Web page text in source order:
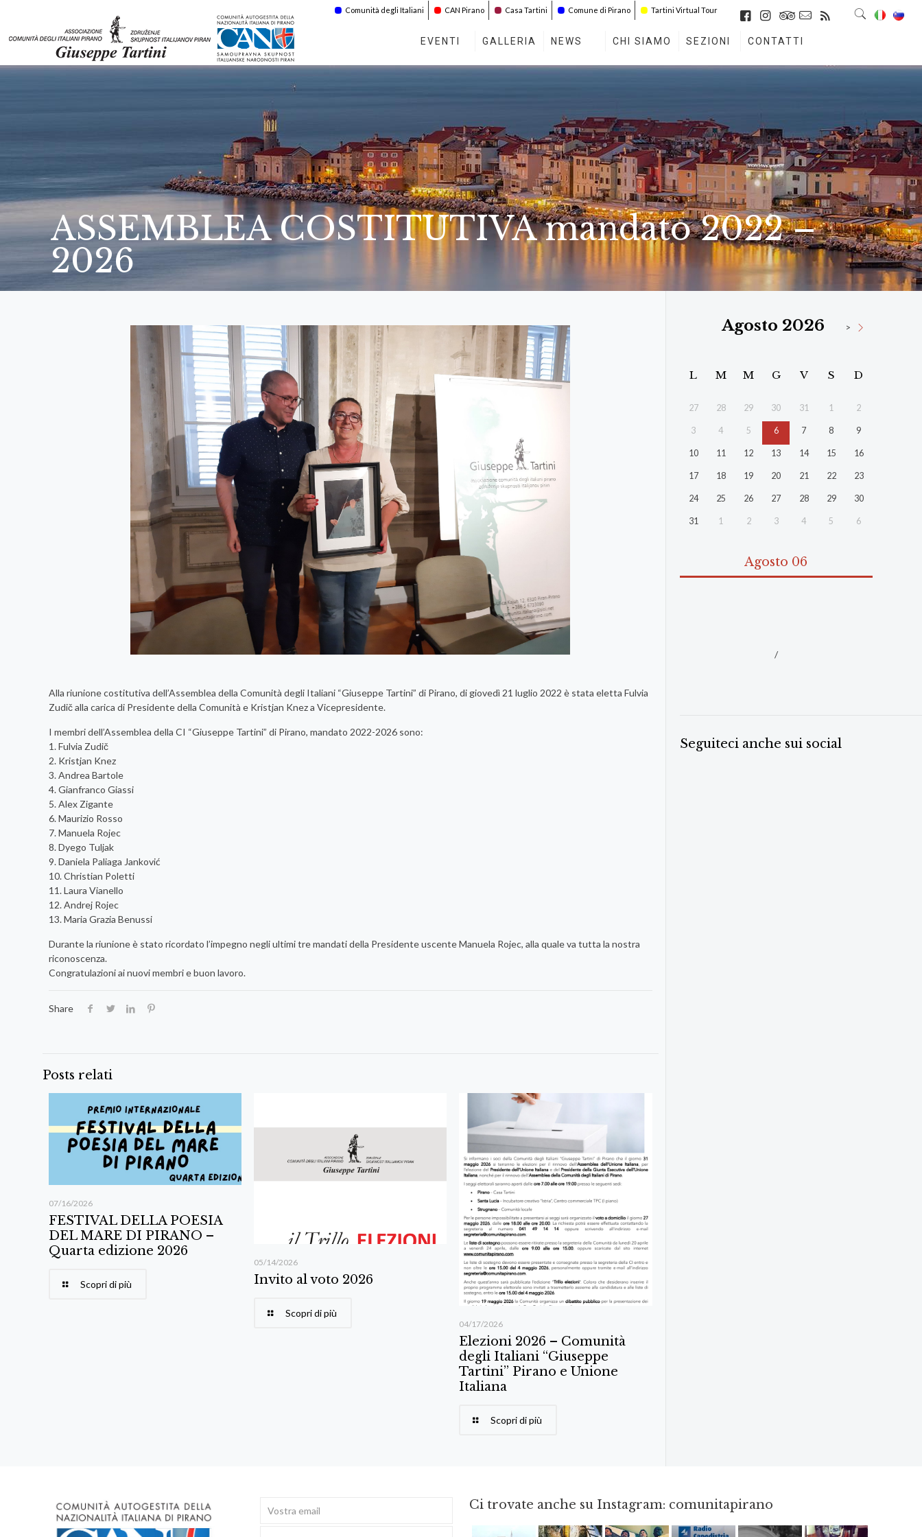
Comunità degli Italiani CAN Pirano Casa Tartini Comune di Pirano Tartini Virtual Tour
EVENTI GALLERIA NEWS CHI SIAMO SEZIONI CONTATTI
ASSEMBLEA COSTITUTIVA mandato 2022 –
2026
Alla riunione costitutiva dell’Assemblea della Comunità degli Italiani “Giuseppe Tartini” di Pirano, di giovedì 21 luglio 2022 è stata eletta Fulvia
Zudič alla carica di Presidente della Comunità e Kristjan Knez a Vicepresidente.
I membri dell’Assemblea della CI “Giuseppe Tartini” di Pirano, mandato 2022-2026 sono:
1. Fulvia Zudič
2. Kristjan Knez
3. Andrea Bartole
4. Gianfranco Giassi
5. Alex Zigante
6. Maurizio Rosso
7. Manuela Rojec
8. Dyego Tuljak
9. Daniela Paliaga Janković
10. Christian Poletti
11. Laura Vianello
12. Andrej Rojec
13. Maria Grazia Benussi
Durante la riunione è stato ricordato l’impegno negli ultimi tre mandati della Presidente uscente Manuela Rojec, alla quale va tutta la nostra
riconoscenza.
Congratulazioni ai nuovi membri e buon lavoro.
Share
Posts relati
07/16/2026
FESTIVAL DELLA POESIA
DEL MARE DI PIRANO –
Quarta edizione 2026
Scopri di più
05/14/2026
Invito al voto 2026
Scopri di più
04/17/2026
Elezioni 2026 – Comunità
degli Italiani “Giuseppe
Tartini” Pirano e Unione
Italiana
Scopri di più
Agosto 2026 >
L M M G V S D
27 28 29 30 31 1 2
3 4 5 6 7 8 9
10 11 12 13 14 15 16
17 18 19 20 21 22 23
24 25 26 27 28 29 30
31 1 2 3 4 5 6
Agosto 06
/
Seguiteci anche sui social
Ci trovate anche su Instagram: comunitapirano